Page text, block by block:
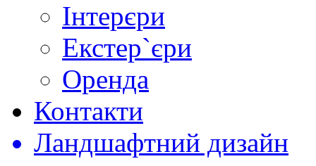
Інтерєри
Екстер`єри
Оренда
Контакти
Ландшафтний дизайн